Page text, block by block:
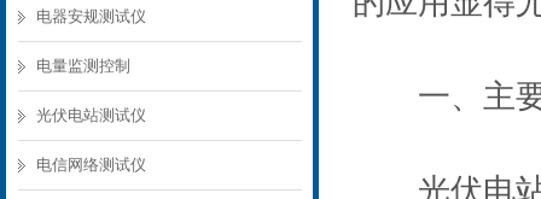
电器安规测试仪
电量监测控制
光伏电站测试仪
电信网络测试仪
一、主要
光伏电站